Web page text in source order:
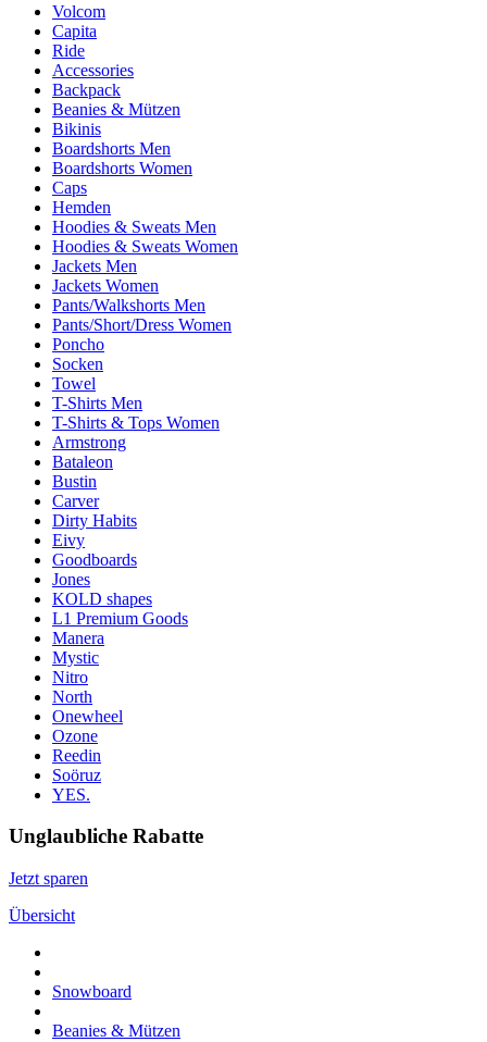
Volcom
Capita
Ride
Accessories
Backpack
Beanies & Mützen
Bikinis
Boardshorts Men
Boardshorts Women
Caps
Hemden
Hoodies & Sweats Men
Hoodies & Sweats Women
Jackets Men
Jackets Women
Pants/Walkshorts Men
Pants/Short/Dress Women
Poncho
Socken
Towel
T-Shirts Men
T-Shirts & Tops Women
Armstrong
Bataleon
Bustin
Carver
Dirty Habits
Eivy
Goodboards
Jones
KOLD shapes
L1 Premium Goods
Manera
Mystic
Nitro
North
Onewheel
Ozone
Reedin
Soöruz
YES.
Unglaubliche Rabatte
Jetzt sparen
Übersicht
Snowboard
Beanies & Mützen